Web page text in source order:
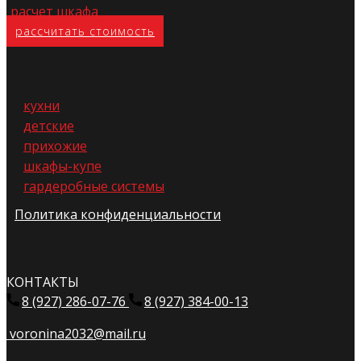
расчет шкафа
расс​читать стоимость
кухни
детские
прихожие
шкафы-купе
гардеробные системы
Политика конфиденциальности
КОНТАКТЫ
8 (927) 286-07-76
8 (927) 384-00-13
voronina2032@mail.ru